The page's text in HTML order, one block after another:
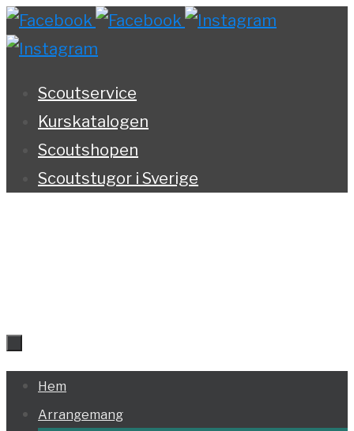
Hoppa
till
Scoutservice
Kurskatalogen
Scoutshopen
Scoutstugor i Sverige
Hoppa
till
Hem
Arrangemang